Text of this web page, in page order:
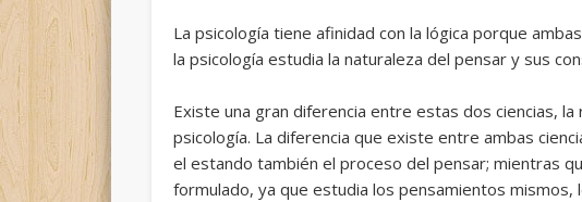
La psicología tiene afinidad con la lógica porque
la psicología estudia la naturaleza del pensar y sus
Existe una gran diferencia entre estas dos ciencias,
psicología. La diferencia que existe entre ambas
el estando también el proceso del pensar; mientras
formulado, ya que estudia los pensamientos mismos,